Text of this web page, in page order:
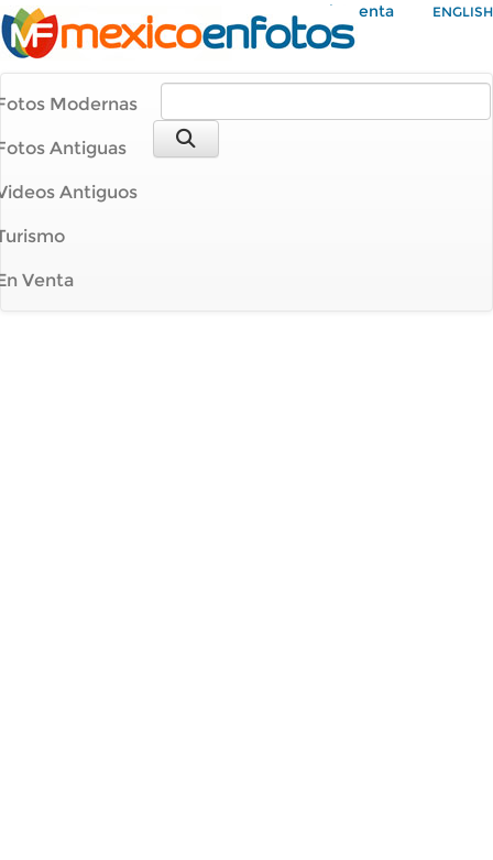
Mi Cuenta ENGLISH
Modernas
Antiguas
Antiguos
Venta